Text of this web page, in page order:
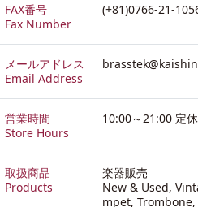
FAX番号
Fax Number
(+81)0766-21-
メールアドレス
Email Address
営業時間
Store Hours
10:00～21:00 定
取扱商品
Products
楽器販売
New & Used,
mpet,